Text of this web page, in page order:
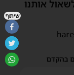
אותנו
בהקדם
שיתוף